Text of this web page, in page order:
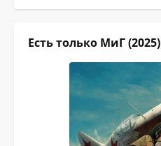
Есть только МиГ (2025)